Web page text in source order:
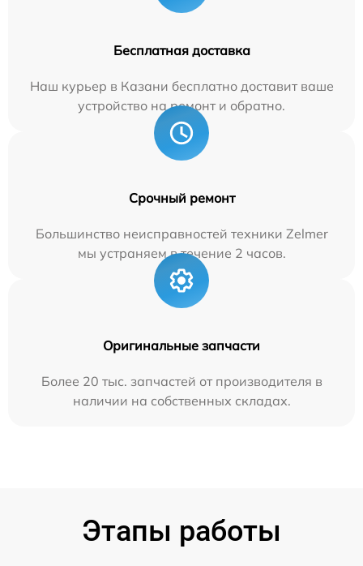
Бесплатная доставка
Наш курьер в Казани бесплатно доставит ваше
устройство на ремонт и обратно.
Срочный ремонт
Большинство неисправностей техники Zelmer
мы устраняем в течение 2 часов.
Оригинальные запчасти
Более 20 тыс. запчастей от производителя в
наличии на собственных складах.
Этапы работы